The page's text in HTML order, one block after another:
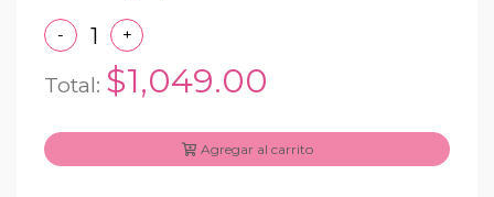
- +
Total: $1,049.00
Agregar al carrito